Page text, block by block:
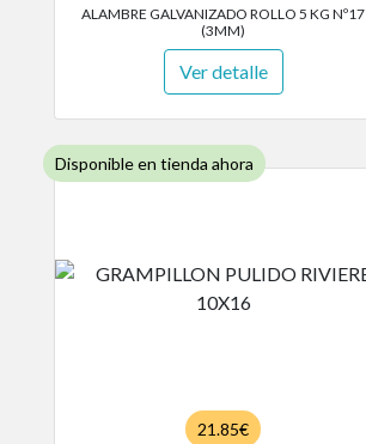
ALAMBRE GALVANIZADO ROLLO 5 KG Nº17
(3MM)
Ver detalle
Disponible en tienda ahora
21.85€